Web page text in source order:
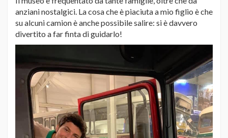
anziani nostalgici. La cosa che è piaciuta a mio figlio è che
su alcuni camion è anche possibile salire: si è davvero
divertito a far finta di guidarlo!